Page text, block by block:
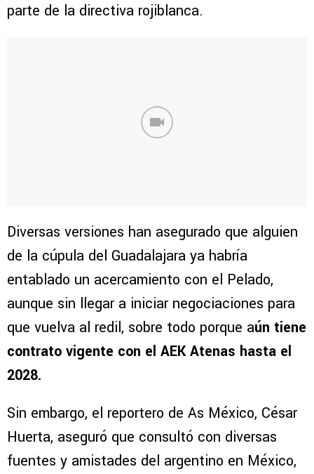
parte de la directiva rojiblanca.
Diversas versiones han asegurado que alguien
de la cúpula del Guadalajara ya habría
entablado un acercamiento con el Pelado,
aunque sin llegar a iniciar negociaciones para
que vuelva al redil, sobre todo porque aún tiene
contrato vigente con el AEK Atenas hasta el
2028.
Sin embargo, el reportero de As México, César
Huerta, aseguró que consultó con diversas
fuentes y amistades del argentino en México,